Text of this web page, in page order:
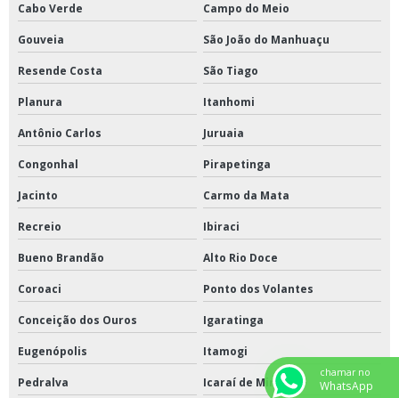
Cabo Verde Campo do Meio
Gouveia São João do Manhuaçu
Resende Costa São Tiago
Planura Itanhomi
Antônio Carlos Juruaia
Congonhal Pirapetinga
Jacinto Carmo da Mata
Recreio Ibiraci
Bueno Brandão Alto Rio Doce
Coroaci Ponto dos Volantes
Conceição dos Ouros Igaratinga
Eugenópolis Itamogi
Pedralva Icaraí de Minas
chamar no
WhatsApp